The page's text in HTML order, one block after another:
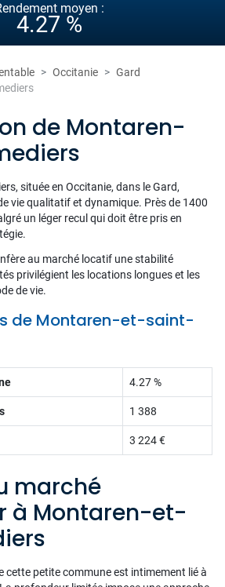
moyen :
4.27 %
Occitanie
Gard
de Montaren-
située en Occitanie, dans le Gard,
vie qualitatif et dynamique. Près de 1400
un léger recul qui doit être pris en
au marché locatif une stabilité
privilégient les locations longues et les
de vie.
de Montaren-et-saint-
4.27 %
1 388
3 224 €
marché
à Montaren-et-
cette petite commune est intimement lié à